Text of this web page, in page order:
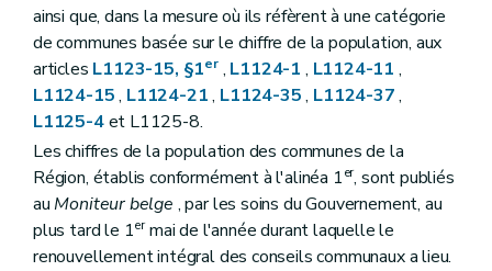
Chapitre III Publication des actes
Art. L1133-1
Art. L1133-2
Art. L1133-3
Titre IV Consultation populaire
Chapitre unique
Art. L1141-1
Art. L1141-2
Art. L1141-3
Art. L1141-4
Art. L1141-5
Art. L1141-6
Art. L1141-7
ainsi que, dans la mesure où ils réfèrent à une catégorie
de communes basée sur le chiffre de la population, aux
articles L1123-15, §1er, L1124-1 , L1124-11 ,
L1124-15, L1124-21, L1124-35, L1124-37,
L1125-4et L1125-8.
Les chiffres de la population des communes de la
Région, établis conformément à l'alinéa 1er, sont publiés
auMoniteur belge , par les soins du Gouvernement, au
plus tard le 1ermai de l'année durant laquelle le
renouvellement intégral des conseils communaux a lieu.